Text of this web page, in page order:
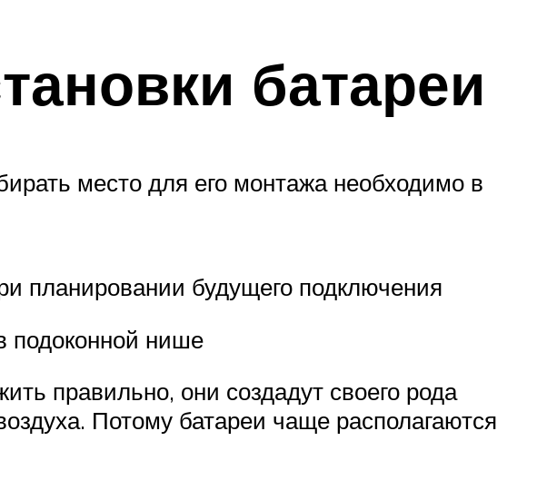
батареи
место для его монтажа необходимо в
планировании будущего подключения
подоконной нише
правильно, они создадут своего рода
Потому батареи чаще располагаются